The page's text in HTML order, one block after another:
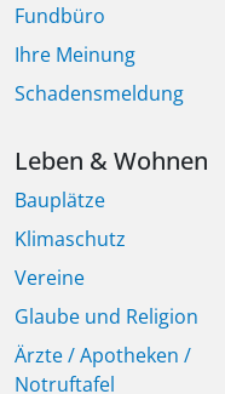
Fundbüro
Ihre Meinung
Schadensmeldung
Leben & Wohnen
Bauplätze
Klimaschutz
Vereine
Glaube und Religion
Ärzte / Apotheken /
Notruftafel